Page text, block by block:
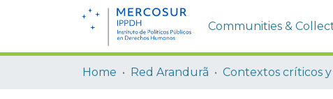
Communities &
Home Red Arandurã